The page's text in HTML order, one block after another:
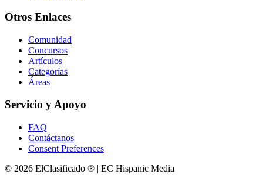
Otros Enlaces
Comunidad
Concursos
Artículos
Categorías
Áreas
Servicio y Apoyo
FAQ
Contáctanos
Consent Preferences
© 2026 ElClasificado ® | EC Hispanic Media